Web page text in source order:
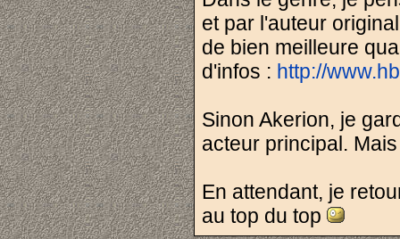
et par l'auteur
de bien meilleure
d'infos : http://
Sinon Akerion, je
acteur principal.
En attendant, je
au top du top